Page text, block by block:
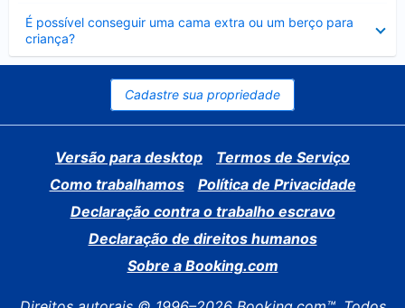
É possível conseguir uma cama extra ou um berço para
criança?
Contraído
Cadastre sua propriedade
Versão para desktop
Termos de Serviço
Como trabalhamos
Política de Privacidade
Declaração contra o trabalho escravo
Declaração de direitos humanos
Sobre a Booking.com